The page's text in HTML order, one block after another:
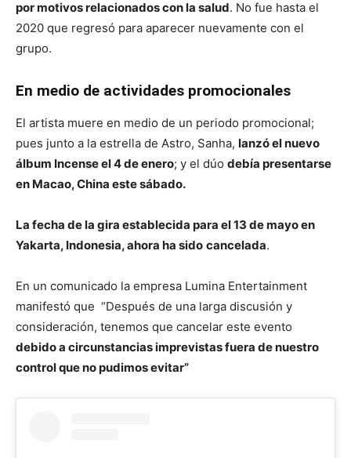
por motivos relacionados con la salud. No fue hasta el
2020 que regresó para aparecer nuevamente con el
grupo.
En medio de actividades promocionales
El artista muere en medio de un periodo promocional;
pues junto a la estrella de Astro, Sanha, lanzó el nuevo
álbum Incense el 4 de enero; y el dúo debía presentarse
en Macao, China este sábado.
La fecha de la gira establecida para el 13 de mayo en
Yakarta, Indonesia, ahora ha sido cancelada.
En un comunicado la empresa Lumina Entertainment
manifestó que “Después de una larga discusión y
consideración, tenemos que cancelar este evento
debido a circunstancias imprevistas fuera de nuestro
control que no pudimos evitar”